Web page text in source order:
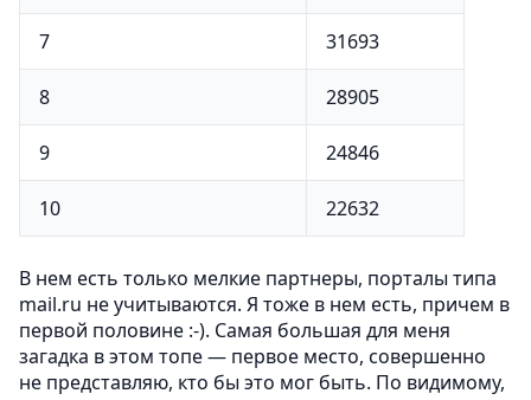
7 31693
8 28905
9 24846
10 22632
В нем есть только мелкие партнеры, порталы типа
mail.ru не учитываются. Я тоже в нем есть, причем в
первой половине :-). Самая большая для меня
загадка в этом топе — первое место, совершенно
не представляю, кто бы это мог быть. По видимому,